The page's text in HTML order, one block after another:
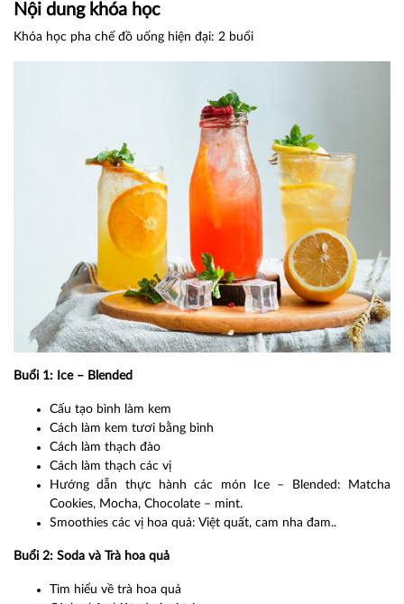
Nội dung khóa học
Khóa học pha chế đồ uống hiện đại: 2 buổi
Buổi 1: Ice – Blended
Cấu tạo bình làm kem
Cách làm kem tươi bằng bình
Cách làm thạch đào
Cách làm thạch các vị
Hướng dẫn thực hành các món Ice – Blended: Matcha
Cookies, Mocha, Chocolate – mint.
Smoothies các vị hoa quả: Việt quất, cam nha đam..
Buổi 2: Soda và Trà hoa quả
Tìm hiểu về trà hoa quả